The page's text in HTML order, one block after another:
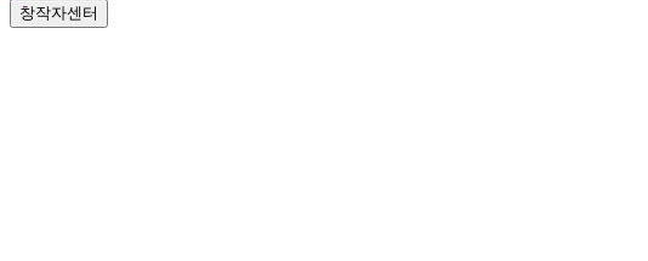
창작자센터